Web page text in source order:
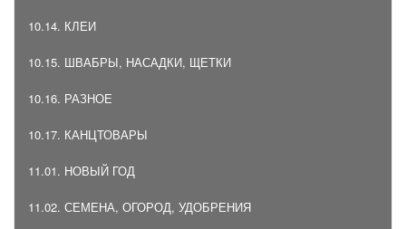
10.14. КЛЕИ
10.15. ШВАБРЫ, НАСАДКИ, ЩЕТКИ
10.16. РАЗНОЕ
10.17. КАНЦТОВАРЫ
11.01. НОВЫЙ ГОД
11.02. СЕМЕНА, ОГОРОД, УДОБРЕНИЯ